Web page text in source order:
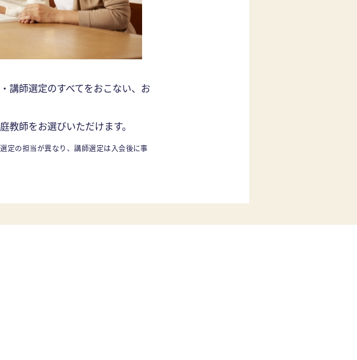
講師選定のすべてをおこない、お
師をお選びいただけます。
定の担当が異なり、講師選定は入会後に事